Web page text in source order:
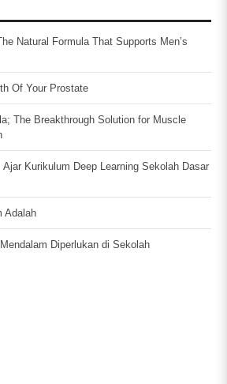
Natural Formula That Supports Men’s
Of Your Prostate
The Breakthrough Solution for Muscle
Kurikulum Deep Learning Sekolah Dasar
Adalah
Diperlukan di Sekolah